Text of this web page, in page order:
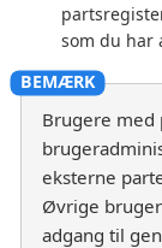
som du har
Brugere med
eksterne
Øvrige
adgang til